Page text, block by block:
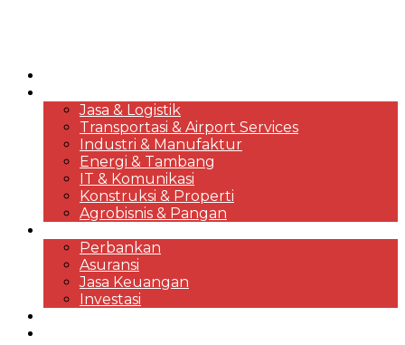
Jasa & Logistik
Transportasi & Airport Services
Industri & Manufaktur
Energi & Tambang
IT & Komunikasi
Konstruksi & Properti
Agrobisnis & Pangan
Perbankan
Asuransi
Jasa Keuangan
Investasi